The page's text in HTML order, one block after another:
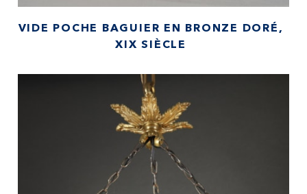
VIDE POCHE BAGUIER EN BRONZE DORÉ,
XIX SIÈCLE